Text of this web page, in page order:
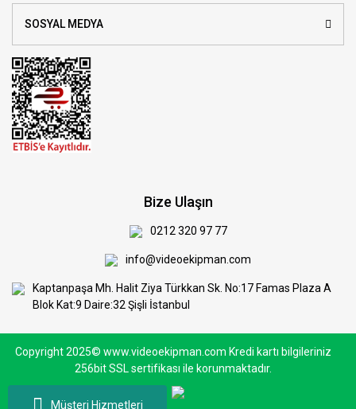
Müşteri Hizmetleri
SOSYAL MEDYA
Bize Ulaşın
0212 320 97 77
info@videoekipman.com
Kaptanpaşa Mh. Halit Ziya Türkkan Sk. No:17 Famas Plaza A
Blok Kat:9 Daire:32 Şişli İstanbul
Copyright 2025© www.videoekipman.com Kredi kartı bilgileriniz
256bit SSL sertifikası ile korunmaktadır.